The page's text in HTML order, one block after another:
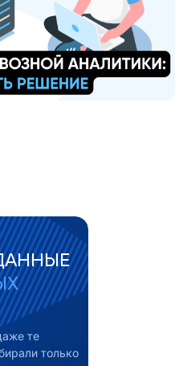
те
только